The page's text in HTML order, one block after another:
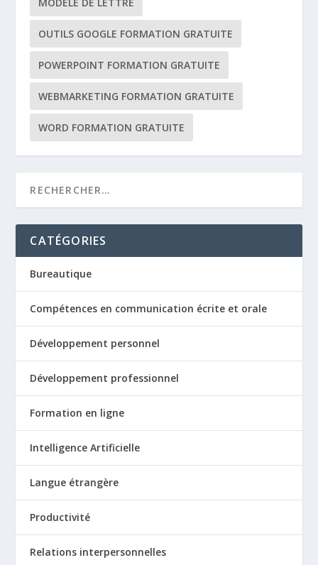
OUTILS GOOGLE FORMATION GRATUITE
POWERPOINT FORMATION GRATUITE
WEBMARKETING FORMATION GRATUITE
WORD FORMATION GRATUITE
CATÉGORIES
Bureautique
Compétences en communication écrite et orale
Développement personnel
Développement professionnel
Formation en ligne
Intelligence Artificielle
Langue étrangère
Productivité
Relations interpersonnelles